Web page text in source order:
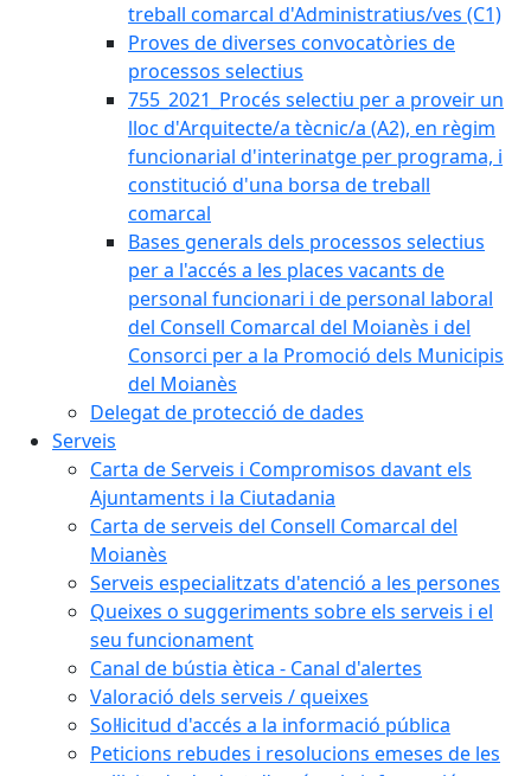
treball comarcal d'Administratius/ves (C1)
Proves de diverses convocatòries de
processos selectius
755_2021_Procés selectiu per a proveir un
lloc d'Arquitecte/a tècnic/a (A2), en règim
funcionarial d'interinatge per programa, i
constitució d'una borsa de treball
comarcal
Bases generals dels processos selectius
per a l'accés a les places vacants de
personal funcionari i de personal laboral
del Consell Comarcal del Moianès i del
Consorci per a la Promoció dels Municipis
del Moianès
Delegat de protecció de dades
Serveis
Carta de Serveis i Compromisos davant els
Ajuntaments i la Ciutadania
Carta de serveis del Consell Comarcal del
Moianès
Serveis especialitzats d'atenció a les persones
Queixes o suggeriments sobre els serveis i el
seu funcionament
Canal de bústia ètica - Canal d'alertes
Valoració dels serveis / queixes
Sol·licitud d'accés a la informació pública
Peticions rebudes i resolucions emeses de les